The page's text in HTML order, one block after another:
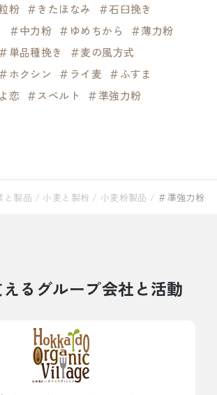
粉 ＃きたほなみ
＃石臼挽き
＃中力粉 ＃ゆめちから
＃薄力粉
＃単品種挽き
＃麦の風方式
＃ホクシン ＃ライ麦 ＃ふすま
恋 ＃スペルト ＃準強力粉
と製品 / 小麦と製粉 / 小麦粉製品 / ＃準強力粉
るグループ会社と活動